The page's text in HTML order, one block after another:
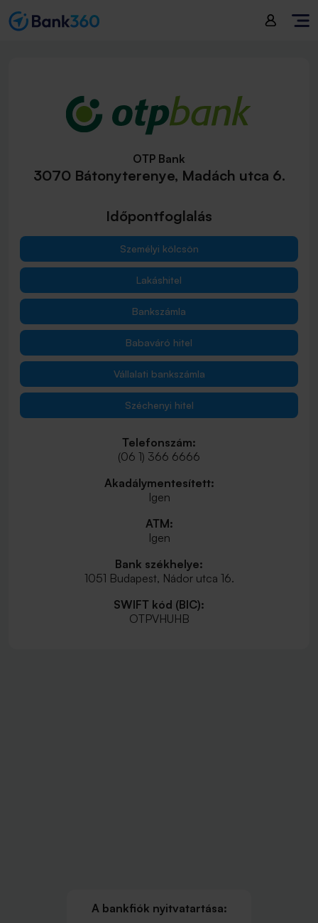
OTP Bank
3070 Bátonyterenye, Madách utca 6.
Időpontfoglalás
Személyi kölcsön
Lakáshitel
Bankszámla
Babaváró hitel
Vállalati bankszámla
Széchenyi hitel
Telefonszám:
(06 1) 366 6666
Akadálymentesített:
Igen
ATM:
Igen
Bank székhelye:
1051 Budapest, Nádor utca 16.
SWIFT kód (BIC):
OTPVHUHB
A bankfiók nyitvatartása: